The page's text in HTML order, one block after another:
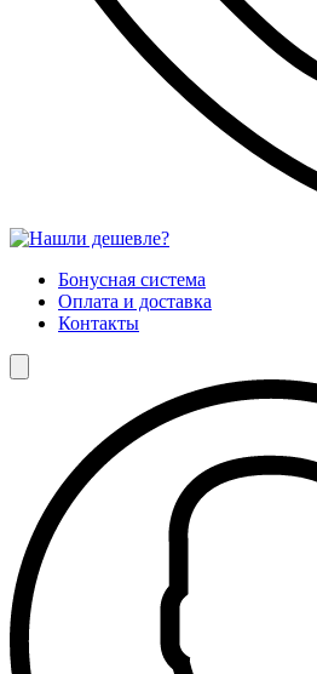
Бонусная система
Оплата и доставка
Контакты